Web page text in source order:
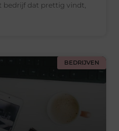
bedrijf dat prettig vindt,
BEDRIJVEN